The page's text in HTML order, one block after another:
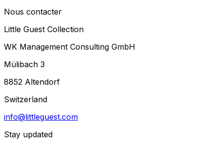
Nous contacter
Little Guest Collection
WK Management Consulting GmbH
Mülibach 3
8852 Altendorf
Switzerland
info@littleguest.com
Stay updated